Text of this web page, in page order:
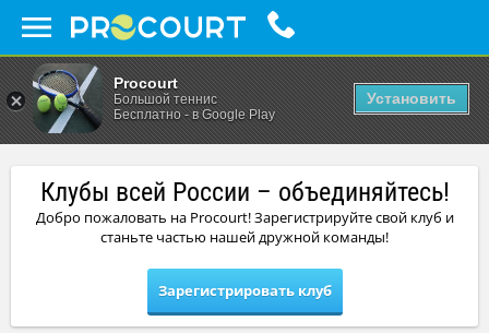
Procourt
Большой теннис
Бесплатно - в Google Play
Установить
Клубы всей России – объединяйтесь!
Добро пожаловать на Procourt! Зарегистрируйте свой клуб и
станьте частью нашей дружной команды!
Зарегистрировать клуб